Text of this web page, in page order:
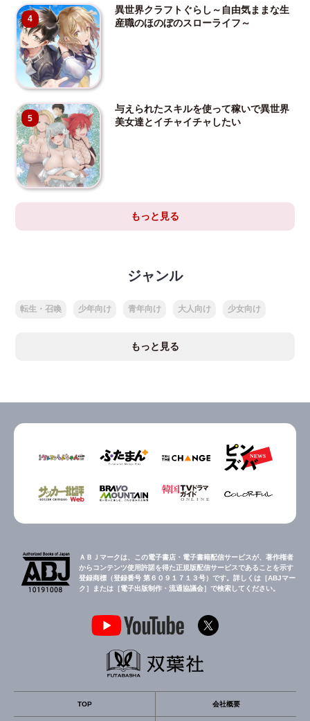
4
異世界クラフトぐらし～自由気ままな生
産職のほのぼのスローライフ～
5
与えられたスキルを使って稼いで異世界
美女達とイチャイチャしたい
もっと見る
ジャンル
転生・召喚 少年向け 青年向け 大人向け 少女向け
もっと見る
ＡＢＪマークは、この電子書店・電子書籍配信サービスが、著作権者
からコンテンツ使用許諾を得た正規版配信サービスであることを示す
登録商標（登録番号 第６０９１７１３号）です。詳しくは［ABJマー
ク］または［電子出版制作・流通協議会］で検索してください。
TOP 会社概要